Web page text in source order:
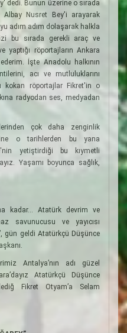
dedi. Bunun üzerine o sırada
Nusret Bey'i arayarak
adım adım dolaşarak halkla
bu sırada gerekli araç ve
yaptığı röportajların Ankara
İşte Anadolu halkının
acı ve mutluluklarını
kokan röportajlar Fikret'in o
radyodan ses, medyadan
çok daha zenginlik
o tarihlerden bu yana
yetiştirdiği bu kıymetli
Yaşamı boyunca sağlık,
kadar... Atatürk devrim ve
savunucusu ve yayıcısı
gün geldi Atatürkçü Düşünce
Antalya’nın adı güzel
Atatürkçü Düşünce
Fikret Otyam’a Selam